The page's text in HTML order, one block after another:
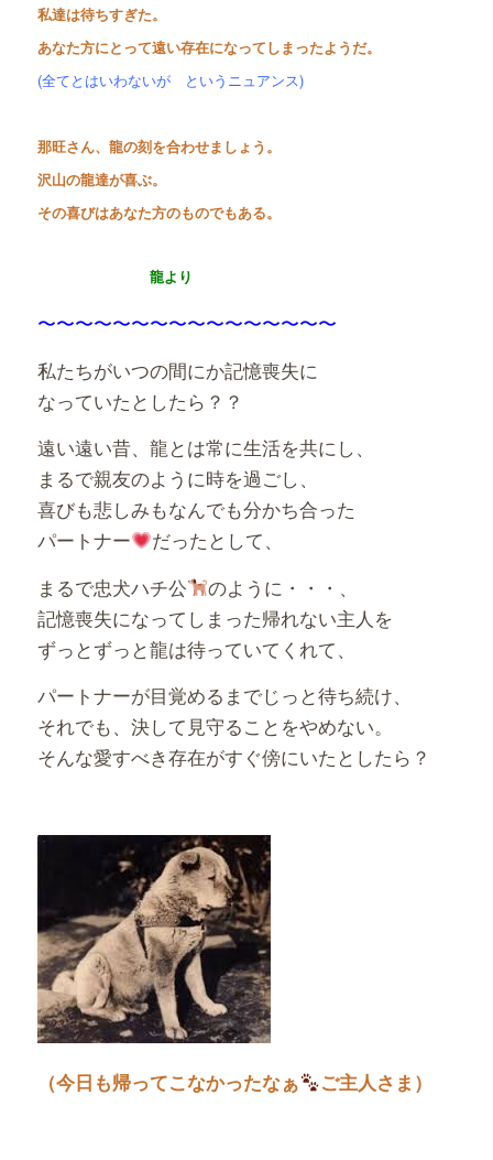
私達は待ちすぎた。
あなた方にとって遠い存在になってしまったようだ。
(全てとはいわないが というニュアンス)
那旺さん、龍の刻を合わせましょう。
沢山の龍達が喜ぶ。
その喜びはあなた方のものでもある。
龍より
〜〜〜〜〜〜〜〜〜〜〜〜〜〜〜〜
私たちがいつの間にか記憶喪失に
なっていたとしたら？？
遠い遠い昔、龍とは常に生活を共にし、
まるで親友のように時を過ごし、
喜びも悲しみもなんでも分かち合った
パートナー
だったとして、
まるで忠犬ハチ公
のように・・・、
記憶喪失になってしまった帰れない主人を
ずっとずっと龍は待っていてくれて、
パートナーが目覚めるまでじっと待ち続け、
それでも、決して見守ることをやめない。
そんな愛すべき存在がすぐ傍にいたとしたら？
（今日も帰ってこなかったなぁ ご主人さま）